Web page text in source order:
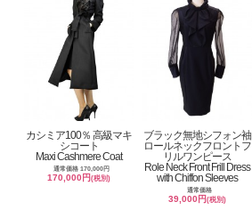
カシミア100％ 高級マキ
シコート
Maxi Cashmere Coat
通常価格 170,000円
170,000円(税別)
ブラック無地シフォン袖
ロールネックフロントフ
リルワンピース
Role Neck Front Frill Dress
with Chiffon Sleeves
通常価格
39,000円(税別)